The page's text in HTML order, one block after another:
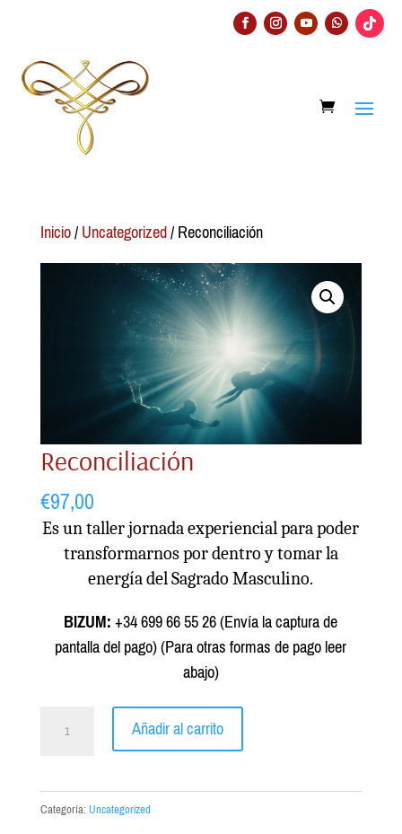
Inicio/Uncategorized/ Reconciliación
Reconciliación
€97,00
Es un taller jornada experiencial para poder
transformarnos por dentro y tomar la
energía del Sagrado Masculino.
BIZUM:+34 699 66 55 26 (Envía la captura de
pantalla del pago) (Para otras formas de pago leer
abajo)
Reconciliación
cantidad
Añadir al carrito
Categoría: Uncategorized